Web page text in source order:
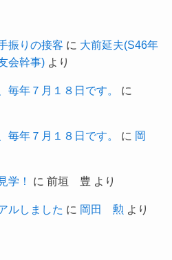
振りの接客 に 大前延夫(S46年
会幹事)より
毎年７月１８日です。
に
毎年７月１８日です。 に 岡
学！ に 前垣 豊 より
ルしました に 岡田 勲 より